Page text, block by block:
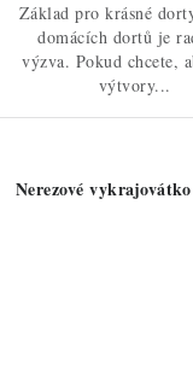
Základ pro krásné
domácích dortů je
výzva. Pokud chcete,
výtvory...
Nerezové